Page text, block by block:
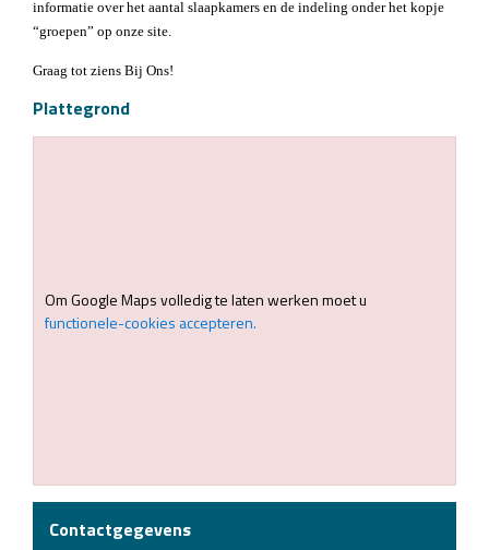
informatie over het aantal slaapkamers en de indeling onder het kopje
“groepen” op onze site.
Graag tot ziens Bij Ons!
Plattegrond
Om Google Maps volledig te laten werken moet u
functionele-cookies accepteren.
Contactgegevens